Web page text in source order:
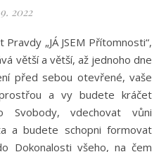
2022
větší a větší, až jednoho dne
před sebou otevřené, vaše
a vy budete kráčet
vdechovat vůni
a budete schopni formovat
Dokonalosti všeho, na čem